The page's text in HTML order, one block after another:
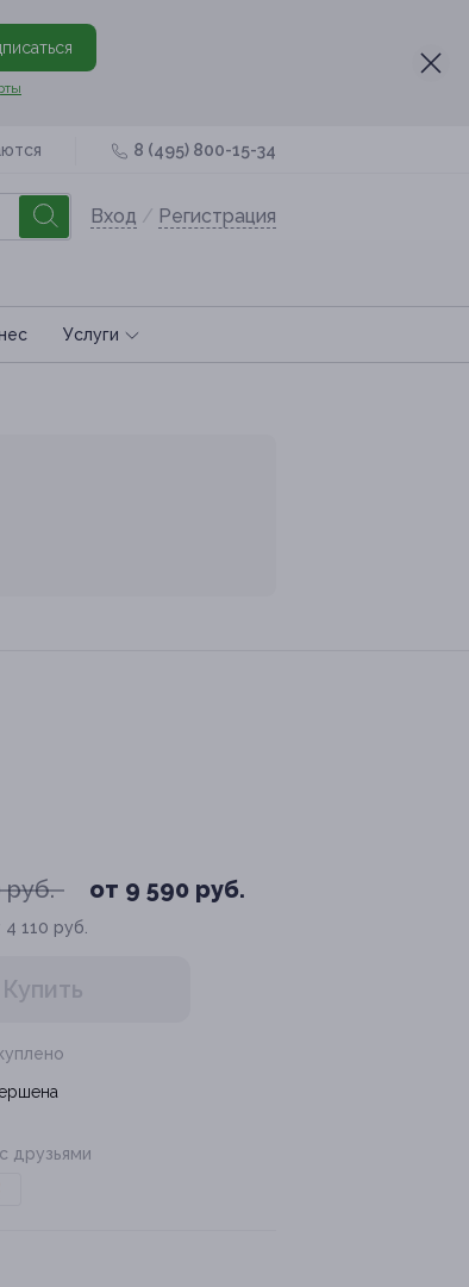
8 (495) 800-15-34
Вход / Регистрация
Услуги
руб. от 9 590 руб.
110 руб.
Купить
друзьями